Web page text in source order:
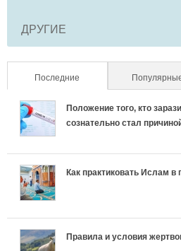
ДРУГИЕ
Последние (активная вкладка)
Положение того, кто
сознательно стал
Как практиковать Ислам в
Правила и условия